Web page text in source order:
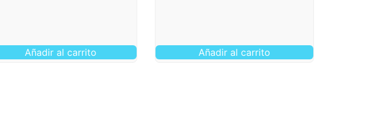
Añadir al carrito Añadir al carrito